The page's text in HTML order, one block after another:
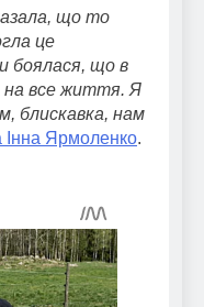
що то
це
боялася, що в
на все життя. Я
блискавка, нам
Інна Ярмоленко.